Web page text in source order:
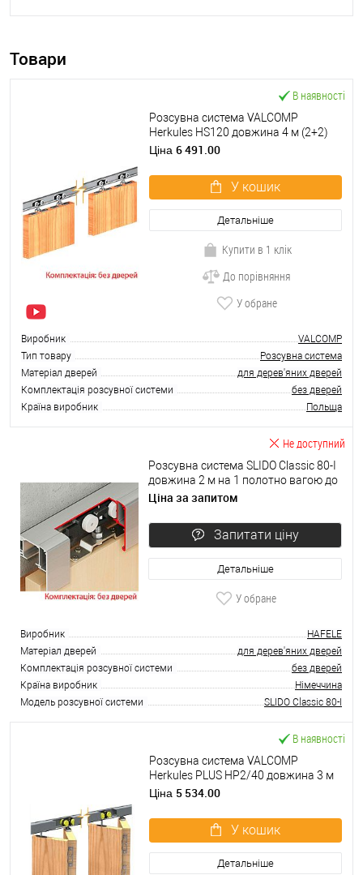
Товари
В наявності
Розсувна система VALCOMP
Herkules HS120 довжина 4 м (2+2)
на 2 полотна вагою до 120 кг
Ціна 6 491.00
У кошик
Детальніше
Купити в 1 клік
До порівняння
У обране
Виробник
VALCOMP
Тип товару
Розсувна система
Матеріал дверей
для дерев'яних дверей
Комплектація розсувної системи
без дверей
Країна виробник
Польща
Не доступний
Розсувна система SLIDO Classic 80-I
довжина 2 м на 1 полотно вагою до
80 кг з магнітним тримачем
Ціна за запитом
Запитати ціну
Детальніше
У обране
Виробник
HAFELE
Матеріал дверей
для дерев'яних дверей
Комплектація розсувної системи
без дверей
Країна виробник
Німеччина
Модель розсувної системи
SLIDO Classic 80-I
В наявності
Розсувна система VALCOMP
Herkules PLUS HP2/40 довжина 3 м
на 4 полотна вагою до 40 кг
Ціна 5 534.00
У кошик
Детальніше